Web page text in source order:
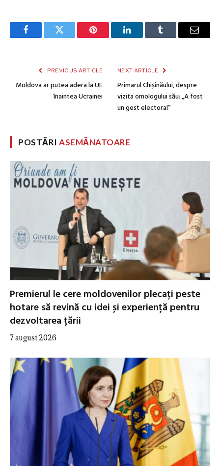
FacebookTwitter Pinterest LinkedInTumblr Email
PREVIOUS ARTICLE
Moldova ar putea adera la UE
înaintea Ucrainei
NEXT ARTICLE
Primarul Chișinăului, despre
vizita omologului său: „A fost
un gest electoral”
POSTĂRIASEMĂNATOARE
Premierul le cere moldovenilor plecați peste
hotare să revină cu idei și experiență pentru
dezvoltarea țării
7 august 2026